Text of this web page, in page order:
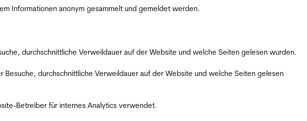
Informationen anonym gesammelt und gemeldet werden.
durchschnittliche Verweildauer auf der Website und welche Seiten gelesen wurden.
durchschnittliche Verweildauer auf der Website und welche Seiten gelesen
Betreiber für internes Analytics verwendet.